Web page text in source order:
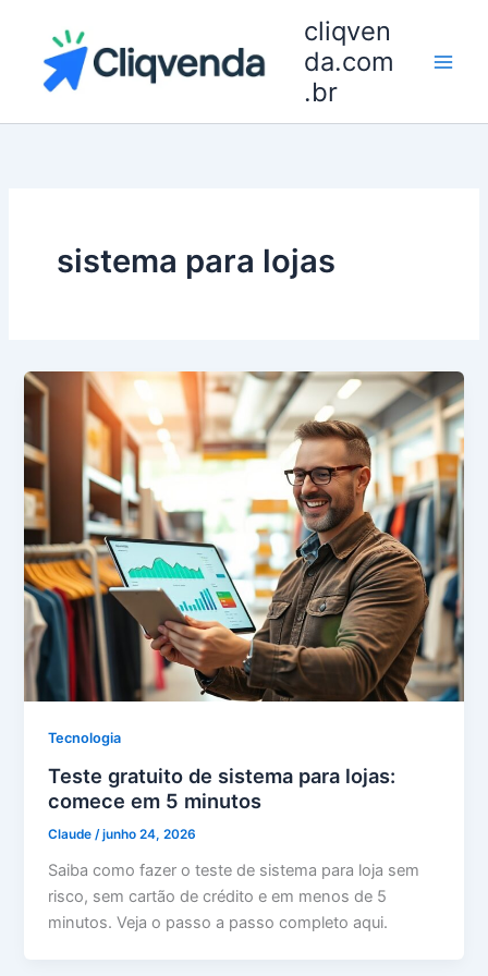
conteúdo
cliqven
da.com
.br
sistema para lojas
Tecnologia
Teste gratuito de sistema para lojas:
comece em 5 minutos
Claude/junho 24, 2026
Saiba como fazer o teste de sistema para loja sem
risco, sem cartão de crédito e em menos de 5
minutos. Veja o passo a passo completo aqui.